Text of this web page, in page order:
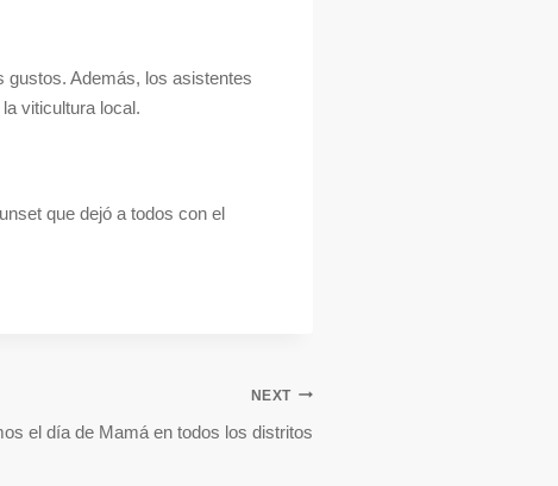
gustos. Además, los asistentes
viticultura local.
que dejó a todos con el
NEXT
el día de Mamá en todos los distritos